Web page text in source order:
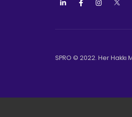
SPRO © 2022. Her Hakkı